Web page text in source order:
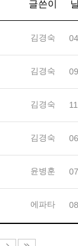
글쓴이
김경숙
김경숙
김경숙
김경숙
윤병훈
에파타